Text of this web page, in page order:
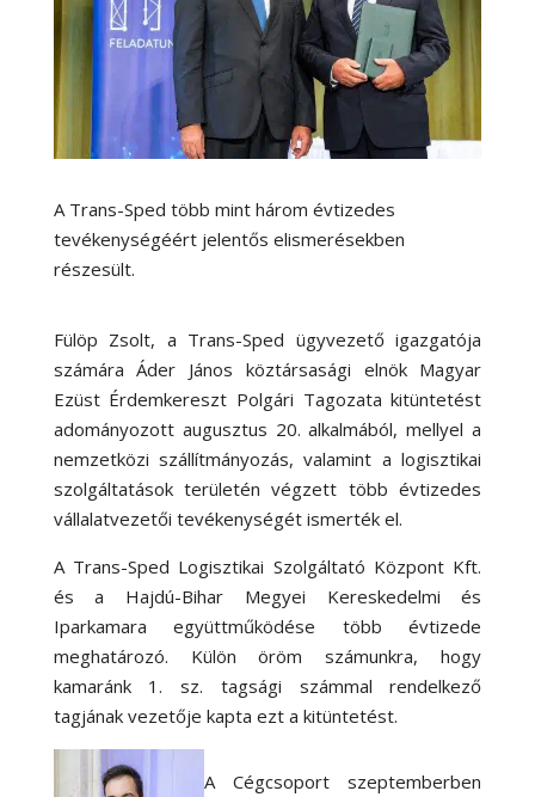
A Trans-Sped több mint három évtizedes
tevékenységéért jelentős elismerésekben
részesült.
Fülöp Zsolt, a Trans-Sped ügyvezető igazgatója
számára Áder János köztársasági elnök Magyar
Ezüst Érdemkereszt Polgári Tagozata kitüntetést
adományozott augusztus 20. alkalmából, mellyel a
nemzetközi szállítmányozás, valamint a logisztikai
szolgáltatások területén végzett több évtizedes
vállalatvezetői tevékenységét ismerték el.
A Trans-Sped Logisztikai Szolgáltató Központ Kft.
és a Hajdú-Bihar Megyei Kereskedelmi és
Iparkamara együttműködése több évtizede
meghatározó. Külön öröm számunkra, hogy
kamaránk 1. sz. tagsági számmal rendelkező
tagjának vezetője kapta ezt a kitüntetést.
A Cégcsoport szeptemberben